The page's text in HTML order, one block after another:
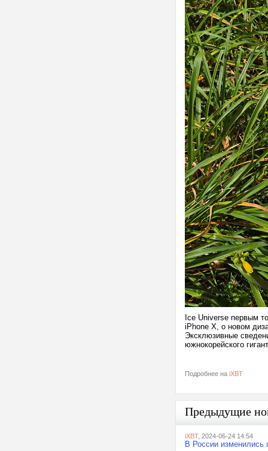
Ice Universe первым
iPhone X, о новом
Эксклюзивные
южнокорейского
Подробнее на iXBT
Предыдущие
iXBT, 2024-06-24 14:54
В России изменились